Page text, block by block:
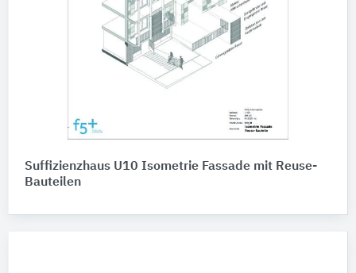
Suffizienzhaus U10 Isometrie Fassade mit Reuse-
Bauteilen